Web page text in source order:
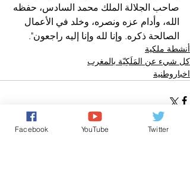
صاحب الجلالة الملك محمد السادس، حفظه
الله، وأدام عزه ونصره، وخلد في الأعمال
الصالحة ذكره. وإنا لله وإنا إليه راجعون".
أنشطة ملكية
كل شيء عن المَلَكِيّة بالمغرب
اخباروطنية
Facebook YouTube Twitter